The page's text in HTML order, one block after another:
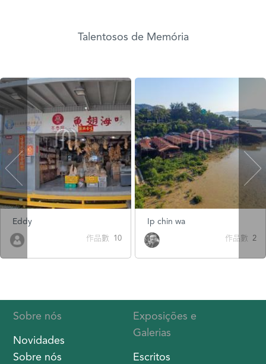
Talentosos de Memória
Eddy
作品數 10
Ip chin wa
作品數 2
Sobre nós
Novidades
Sobre nós
Exposições e
Galerias
Escritos